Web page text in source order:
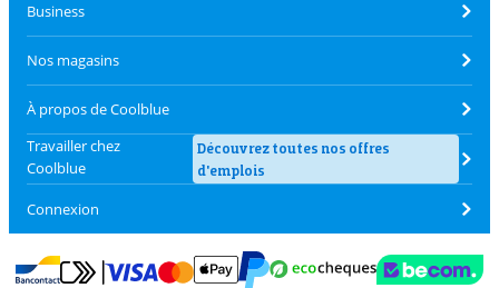
Business
Nos magasins
À propos de Coolblue
Travailler chez
Coolblue
Découvrez toutes nos offres
d'emplois
Connexion